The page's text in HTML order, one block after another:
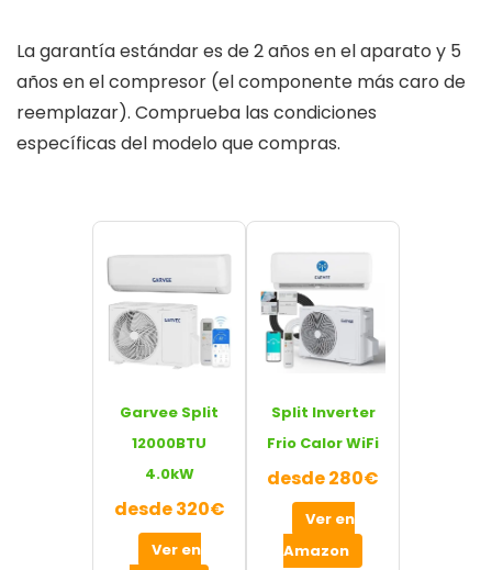
La garantía estándar es de 2 años en el aparato y 5
años en el compresor (el componente más caro de
reemplazar). Comprueba las condiciones
específicas del modelo que compras.
Garvee Split
12000BTU
4.0kW
desde 320€
Ver en
Split Inverter
Frio Calor WiFi
desde 280€
Ver en
Amazon